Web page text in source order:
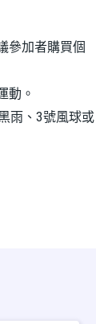
參加者購買個
動。
雨、3號風球或